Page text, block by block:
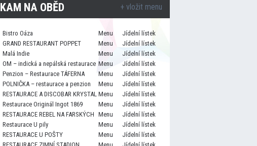
KAM NA OBĚD + vložit menu
Bistro Oáza Menu
Jídelní lístek
GRAND RESTAURANT POPPET
Menu
Jídelní lístek
Malá Indie
Menu
Jídelní lístek
OM – indická a nepálská restaurace Menu
Jídelní lístek
Penzion – Restaurace TÁFERNA
Menu
Jídelní lístek
POLNIČKA – restaurace a penzion
Menu
Jídelní lístek
RESTAURACE A DISCOBAR KRYSTAL Menu
Jídelní lístek
Restaurace Originál Ingot 1869
Menu
Jídelní lístek
RESTAURACE REBEL NA FARSKÝCH Menu
Jídelní lístek
Restaurace U pily
Menu
Jídelní lístek
RESTAURACE U POŠTY
Menu
Jídelní lístek